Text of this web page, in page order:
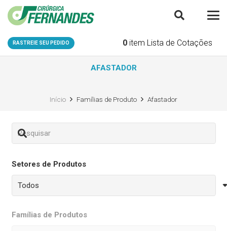
RASTREIE SEU PEDIDO 0 item Lista de Cotações
AFASTADOR
Início Famílias de Produto Afastador
Setores de Produtos
Famílias de Produtos